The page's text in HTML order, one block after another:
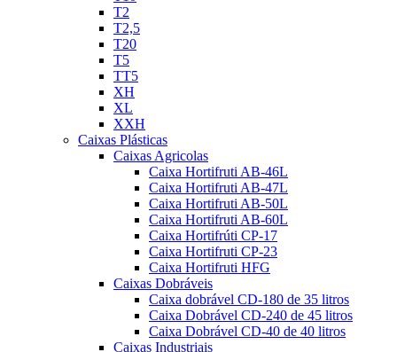
T2
T2,5
T20
T5
TT5
XH
XL
XXH
Caixas Plásticas
Caixas Agricolas
Caixa Hortifruti AB-46L
Caixa Hortifruti AB-47L
Caixa Hortifruti AB-50L
Caixa Hortifruti AB-60L
Caixa Hortifrúti CP-17
Caixa Hortifruti CP-23
Caixa Hortifruti HFG
Caixas Dobráveis
Caixa dobrável CD-180 de 35 litros
Caixa Dobrável CD-240 de 45 litros
Caixa Dobrável CD-40 de 40 litros
Caixas Industriais